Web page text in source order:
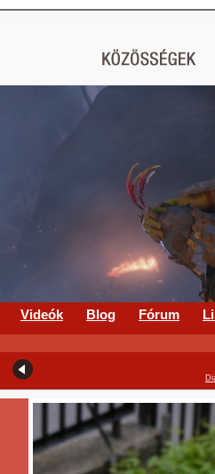
Videók Blog Fórum